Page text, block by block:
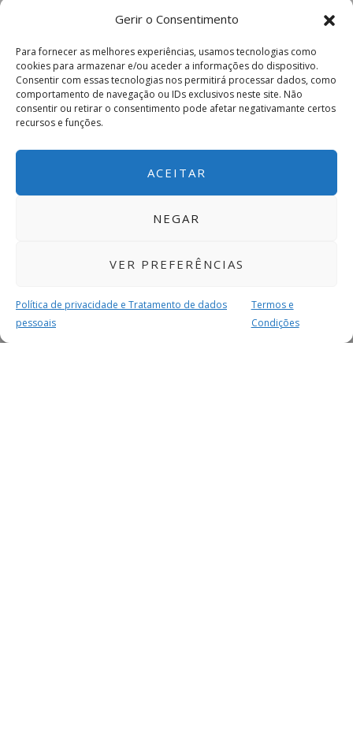
Gerir o Consentimento
Para fornecer as melhores experiências, usamos tecnologias como
cookies para armazenar e/ou aceder a informações do dispositivo.
Consentir com essas tecnologias nos permitirá processar dados, como
comportamento de navegação ou IDs exclusivos neste site. Não
consentir ou retirar o consentimento pode afetar negativamante certos
recursos e funções.
ACEITAR
NEGAR
VER PREFERÊNCIAS
Política de privacidade e Tratamento de dados
pessoais
Termos e
Condições